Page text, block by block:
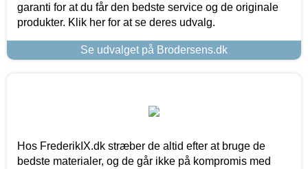
garanti for at du får den bedste service og de originale
produkter. Klik her for at se deres udvalg.
Se udvalget på Brodersens.dk
Hos FrederikIX.dk stræber de altid efter at bruge de
bedste materialer, og de går ikke på kompromis med